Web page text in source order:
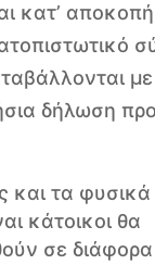
κατ’
με
δήλωση
και τα
κάτοικοι θα
σε διάφορα